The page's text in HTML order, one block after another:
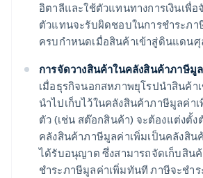
อิตาลีและใช้ตัวแทนทางการเงินเพื่
ตัวแทนจะรับผิดชอบในการชำระภา
ครบกำหนดเมื่อสินค้าเข้าสู่ดินแดนศุ
การจัดวางสินค้าในคลังสินค้าภาษีมู
เมื่อธุรกิจนอกสหภาพยุโรปนำสินค้า
นำไปเก็บไว้ในคลังสินค้าภาษีมูลค่า
ตัว (เช่น สต๊อกสินค้า) จะต้องแต่งตั้ง
คลังสินค้าภาษีมูลค่าเพิ่มเป็นคลังสิน
ได้รับอนุญาต ซึ่งสามารถจัดเก็บสิน
ชำระภาษีมูลค่าเพิ่มทันที ภาษีจะชำร